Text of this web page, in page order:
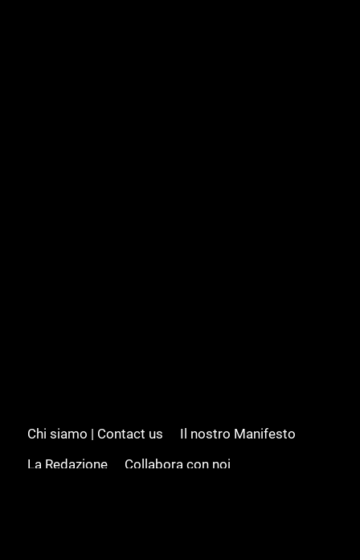
Chi siamo | Contact us
Il nostro Manifesto
La Redazione
Collabora con noi